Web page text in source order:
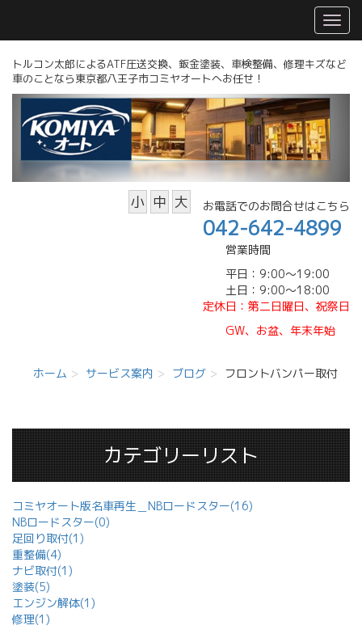
トルコン太郎によるATF圧送交換、鈑金塗装、車検整備、修理キズなど
車のことなら東京都八王子市コミヤオートへお任せ！
お電話でのお問合せはこちら
042-642-4899
営業時間
平日：9:00～19:00
土日：9:00～18:00
定休日 ：第二日曜日、祝祭日
GW、 お盆、年末年始
小 中 大
ホーム サービス案内 ブログ フロントバンパー取付
カテゴリーリスト
コミヤオート版名車再生＿NBロードスター(16)
NBロードスター(0)
足回り取付(1)
重整備(4)
ナビ取付(1)
塗装(5)
エンジン解体(1)
修理(1)